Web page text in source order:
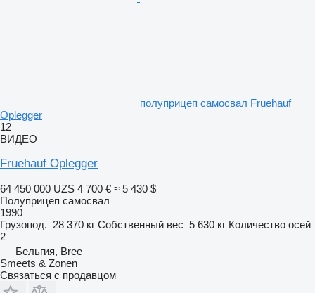
полуприцеп самосвал Fruehauf
Oplegger
12
ВИДЕО
Fruehauf Oplegger
64 450 000 UZS 4 700 € ≈ 5 430 $
Полуприцеп самосвал
1990
Грузопод. 28 370 кг Собственный вес 5 630 кг Количество осей
2
Бельгия, Bree
Smeets & Zonen
Связаться с продавцом